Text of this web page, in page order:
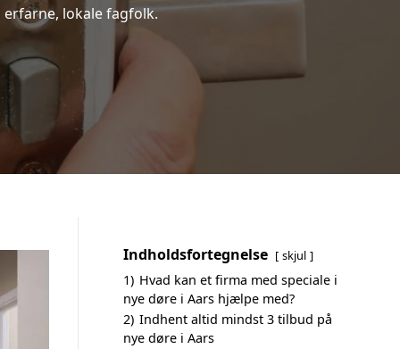
erfarne, lokale fagfolk.
Indholdsfortegnelse skjul
1) Hvad kan et firma med speciale i
nye døre i Aars hjælpe med?
2) Indhent altid mindst 3 tilbud på
nye døre i Aars